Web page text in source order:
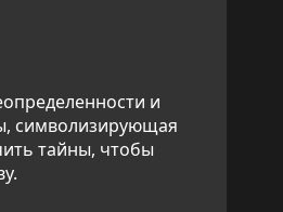
и
символизирующая
тайны, чтобы